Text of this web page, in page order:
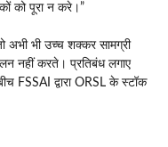
को पूरा न करे।”
अभी भी उच्च शक्कर सामग्री
नहीं करते। प्रतिबंध लगाए
FSSAI द्वारा ORSL के स्टॉक